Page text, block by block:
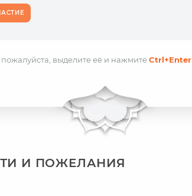
выделите её и нажмитеCtrl+Enter
И ПОЖЕЛАНИЯ